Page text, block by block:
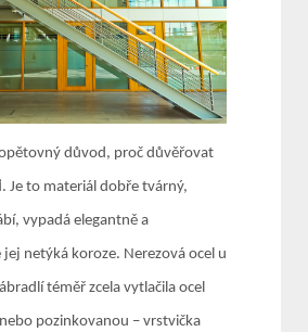
důvod, proč důvěřovat
. Je to materiál dobře tvárný,
vypadá elegantně a
jej netýká koroze. Nerezová ocel u
téměř zcela vytlačila ocel
pozinkovanou – vrstvička